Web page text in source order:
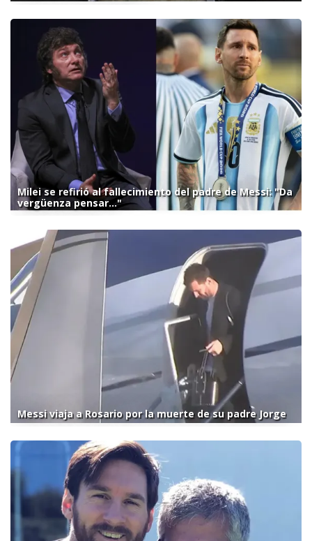
Milei se refirió al fallecimiento del padre de Messi: "Da
vergüenza pensar..."
Messi viaja a Rosario por la muerte de su padre Jorge